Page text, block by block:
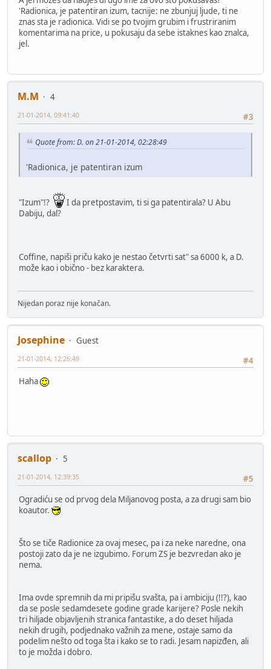
'Radionica, je patentiran izum, tacnije: ne zbunjuj ljude, ti ne
znas sta je radionica. Vidi se po tvojim grubim i frustriranim
komentarima na price, u pokusaju da sebe istaknes kao znalca,
jel.
M.M
4
#3
21-01-2014, 09:41:40
Quote from: D. on 21-01-2014, 02:28:49
'Radionica, je patentiran izum
"Izum"!?
I da pretpostavim, ti si ga patentirala? U Abu
Dabiju, dal?
Coffine, napiši priču kako je nestao četvrti sat" sa 6000 k, a D.
može kao i obično - bez karaktera.
Nijedan poraz nije konačan.
Josephine
Guest
#4
21-01-2014, 12:26:49
Haha
scallop
5
#5
21-01-2014, 12:39:35
Ogradiću se od prvog dela Miljanovog posta, a za drugi sam bio
koautor.
Što se tiče Radionice za ovaj mesec, pa i za neke naredne, ona
postoji zato da je ne izgubimo. Forum ZS je bezvredan ako je
nema.
Ima ovde spremnih da mi pripišu svašta, pa i ambiciju (!!?), kao
da se posle sedamdesete godine grade karijere? Posle nekih
tri hiljade objavljenih stranica fantastike, a do deset hiljada
nekih drugih, podjednako važnih za mene, ostaje samo da
podelim nešto od toga šta i kako se to radi. Jesam napizđen, ali
to je možda i dobro.